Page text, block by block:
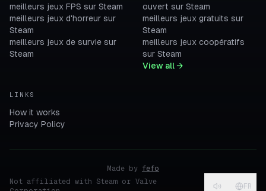
meilleurs jeux FPS sur Steam
meilleurs jeux d'horreur sur
Steam
meilleurs jeux de survie sur
Steam
ouvert sur Steam
meilleurs jeux gratuits sur
Steam
meilleurs jeux coopératifs
sur Steam
View all →
LINKS
How it works
Privacy Policy
Made by fefo
Not affiliated with Steam or Valve
FR